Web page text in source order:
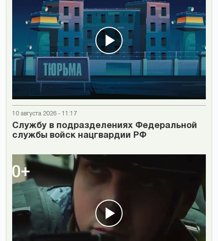
10 августа 2026 - 11:17
Cлужбу в подразделениях Федеральной
службы войск нацгвардии РФ